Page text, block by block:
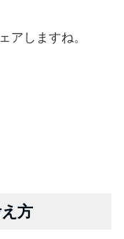
アしますね。
方